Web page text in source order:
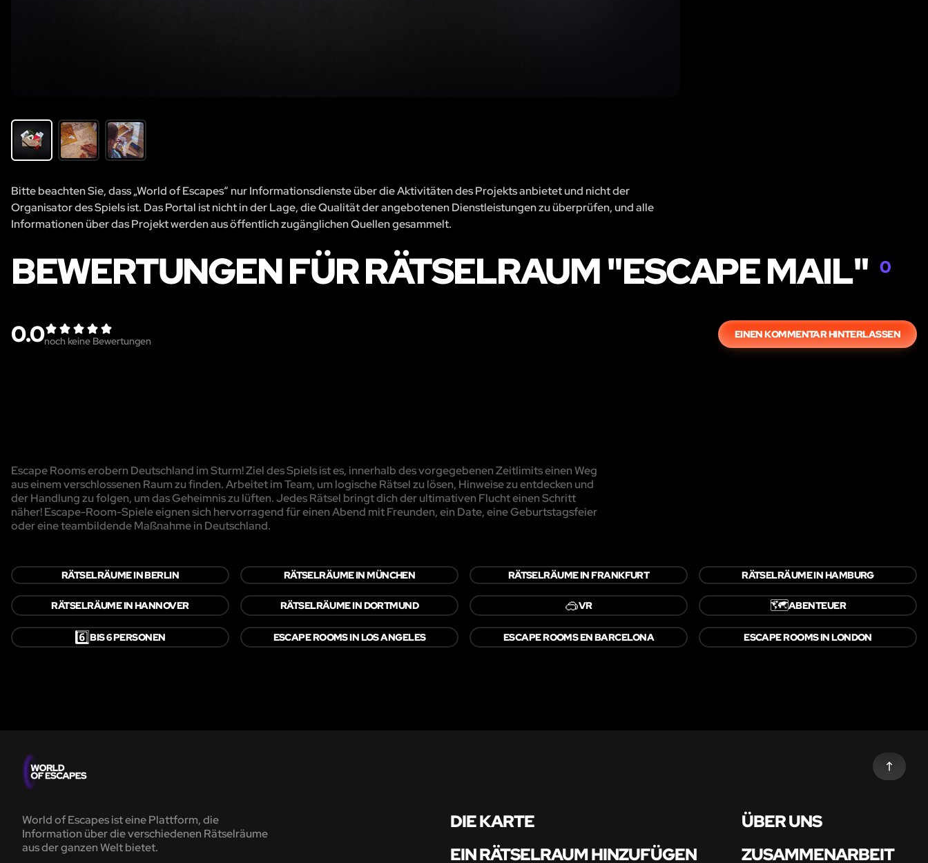
Bitte beachten Sie, dass „World of Escapes“ nur Informationsdienste über die Aktivitäten des Projekts anbietet und nicht der
Organisator des Spiels ist. Das Portal ist nicht in der Lage, die Qualität der angebotenen Dienstleistungen zu überprüfen, und alle
Informationen über das Projekt werden aus öffentlich zugänglichen Quellen gesammelt.
BEWERTUNGEN FÜR RÄTSELRAUM "ESCAPE MAIL" 0
0.0noch keine Bewertungen
EINEN KOMMENTAR HINTERLASSEN
Escape Rooms erobern Deutschland im Sturm! Ziel des Spiels ist es, innerhalb des vorgegebenen Zeitlimits einen Weg
aus einem verschlossenen Raum zu finden. Arbeitet im Team, um logische Rätsel zu lösen, Hinweise zu entdecken und
der Handlung zu folgen, um das Geheimnis zu lüften. Jedes Rätsel bringt dich der ultimativen Flucht einen Schritt
näher! Escape-Room-Spiele eignen sich hervorragend für einen Abend mit Freunden, ein Date, eine Geburtstagsfeier
oder eine teambildende Maßnahme in Deutschland.
RÄTSELRÄUME IN BERLIN RÄTSELRÄUME IN MÜNCHEN RÄTSELRÄUME IN FRANKFURT RÄTSELRÄUME IN HAMBURG
RÄTSELRÄUME IN HANNOVER RÄTSELRÄUME IN DORTMUND 🥽VR 🗺️ABENTEUER
6️⃣BIS 6 PERSONEN ESCAPE ROOMS IN LOS ANGELES ESCAPE ROOMS EN BARCELONA ESCAPE ROOMS IN LONDON
World of Escapes ist eine Plattform, die
Information über die verschiedenen Rätselräume
aus der ganzen Welt bietet.
DIE KARTE
ÜBER UNS
EIN RÄTSELRAUM HINZUFÜGEN
ZUSAMMENARBEIT